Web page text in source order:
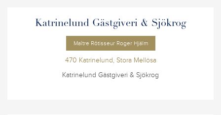
Katrinelund Gästgiveri & Sjökrog
Maître Rôtisseur Roger Hjälm
470 Katrinelund, Stora Mellösa
Katrinelund Gästgiveri & Sjökrog